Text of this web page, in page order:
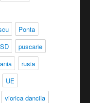
Ponta
puscarie
rusia
UE
viorica dancila